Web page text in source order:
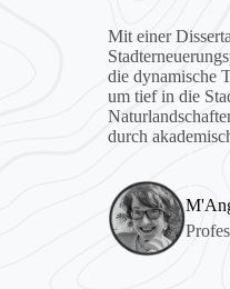
Mit einer
die dynamische
um tief in die
durch